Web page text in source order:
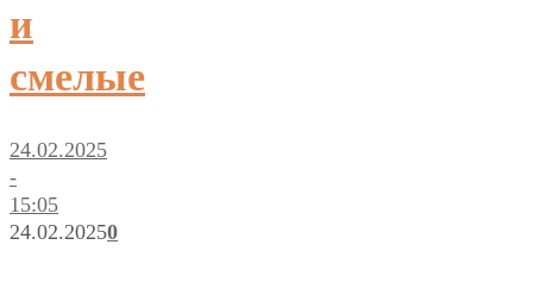
и
смелые
24.02.2025
-
15:05
24.02.20250